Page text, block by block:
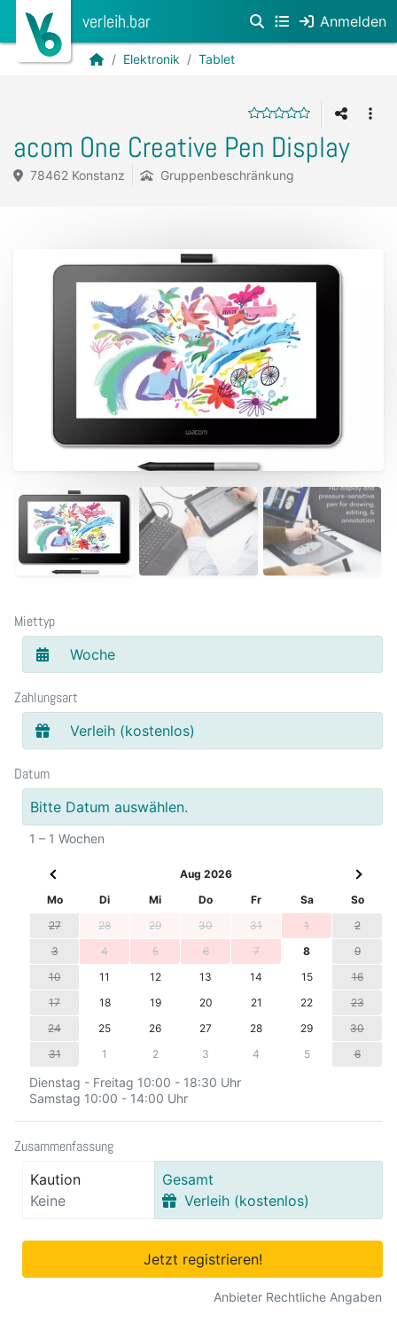
verleih.bar Anmelden
Elektronik Tablet
acom One Creative Pen Display
78462 Konstanz Gruppenbeschränkung
Miettyp
Woche
Zahlungsart
Verleih (kostenlos)
Datum
Bitte Datum auswählen.
1 – 1 Wochen
Aug 2026
Mo
Di Mi Do Fr Sa
So
27
28 29 30 31 1
2
3
4 5 6 7 8
9
10
11 12 13 14 15
16
17
18 19 20 21 22
23
24
25 26 27 28 29
30
31
1 2 3 4 5 6
Dienstag - Freitag 10:00 - 18:30 Uhr
Samstag 10:00 - 14:00 Uhr
Zusammenfassung
Kaution
Keine
Gesamt
Verleih (kostenlos)
Jetzt registrieren!
Anbieter Rechtliche Angaben